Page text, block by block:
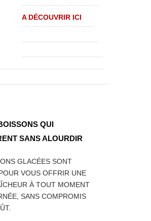
A DÉCOUVRIR ICI
QUI
SANS ALOURDIR
GLACÉES SONT
VOUS OFFRIR UNE
À TOUT MOMENT
SANS COMPROMIS